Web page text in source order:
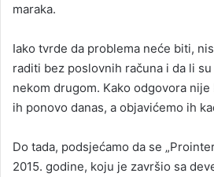
maraka.
Iako tvrde da problema neće biti,
raditi bez poslovnih računa i da li
nekom drugom. Kako odgovora
ih ponovo danas, a objavićemo ih
Do tada, podsjećamo da se
2015. godine, koju je završio sa